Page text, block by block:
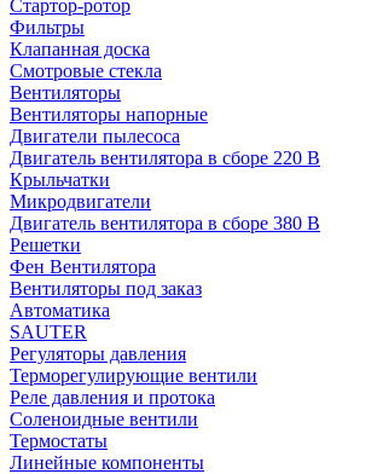
Стартор-ротор
Фильтры
Клапанная доска
Смотровые стекла
Вентиляторы
Вентиляторы напорные
Двигатели пылесоса
Двигатель вентилятора в сборе 220 В
Крыльчатки
Микродвигатели
Двигатель вентилятора в сборе 380 В
Решетки
Фен Вентилятора
Вентиляторы под заказ
Автоматика
SAUTER
Регуляторы давления
Терморегулирующие вентили
Реле давления и протока
Соленоидные вентили
Термостаты
Линейные компоненты